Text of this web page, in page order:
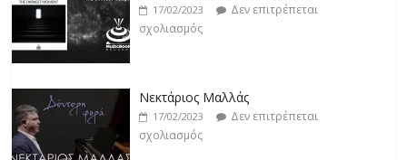
17/02/2023
Δεν επιτρέπεται
σχολιασμός
Νεκτάριος Μαλλάς
17/02/2023
Δεν επιτρέπεται
σχολιασμός